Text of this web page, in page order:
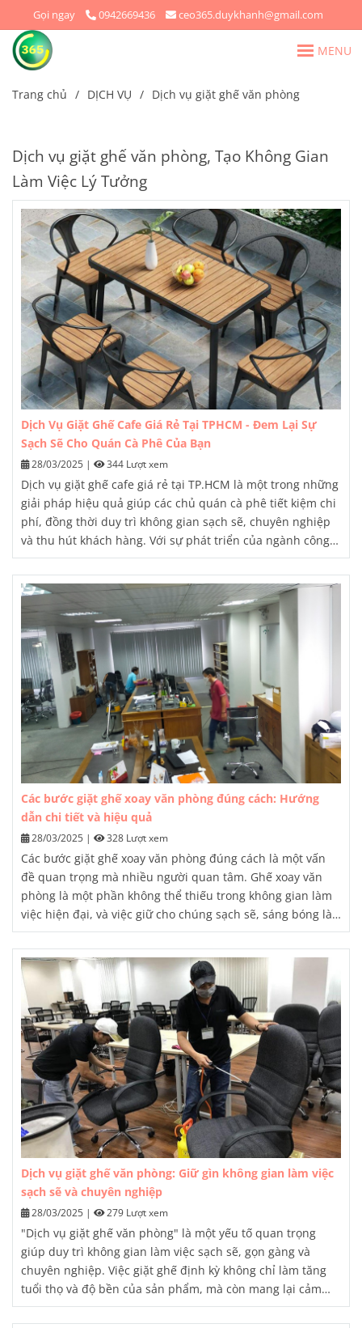
Gọi ngay 0942669436 ceo365.duykhanh@gmail.com
MENU
Trang chủ / DỊCH VỤ / Dịch vụ giặt ghế văn phòng
Dịch vụ giặt ghế văn phòng, Tạo Không Gian
Làm Việc Lý Tưởng
Dịch Vụ Giặt Ghế Cafe Giá Rẻ Tại TPHCM - Đem Lại Sự
Sạch Sẽ Cho Quán Cà Phê Của Bạn
28/03/2025 | 344 Lượt xem
Dịch vụ giặt ghế cafe giá rẻ tại TP.HCM là một trong những
giải pháp hiệu quả giúp các chủ quán cà phê tiết kiệm chi
phí, đồng thời duy trì không gian sạch sẽ, chuyên nghiệp
và thu hút khách hàng. Với sự phát triển của ngành công
nghiệp dịch vụ vệ sinh, người tiêu dùng có nhiều lựa chọn
hơn để đáp ứng nhu cầu giặt làm sạch các loại đồ nội thất,
trong đó có ghế sofa, ghế quầy bar, ghế văn phòng tại
quán cà phê.
Các bước giặt ghế xoay văn phòng đúng cách: Hướng
dẫn chi tiết và hiệu quả
28/03/2025 | 328 Lượt xem
Các bước giặt ghế xoay văn phòng đúng cách là một vấn
đề quan trọng mà nhiều người quan tâm. Ghế xoay văn
phòng là một phần không thể thiếu trong không gian làm
việc hiện đại, và việc giữ cho chúng sạch sẽ, sáng bóng là
điều cần thiết để duy trì môi trường làm việc chuyên
nghiệp và thoải mái. Bài viết này sẽ cung cấp cho bạn một
hướng dẫn chi tiết và hiệu quả về cách giặt ghế xoay văn
phòng đúng cách, từ chuẩn bị dụng cụ và hóa chất đến
các bước thực hiện cụ thể.
Dịch vụ giặt ghế văn phòng: Giữ gìn không gian làm việc
sạch sẽ và chuyên nghiệp
28/03/2025 | 279 Lượt xem
"Dịch vụ giặt ghế văn phòng" là một yếu tố quan trọng
giúp duy trì không gian làm việc sạch sẽ, gọn gàng và
chuyên nghiệp. Việc giặt ghế định kỳ không chỉ làm tăng
tuổi thọ và độ bền của sản phẩm, mà còn mang lại cảm
giác thoải mái, sảng khoái cho nhân viên khi làm việc.